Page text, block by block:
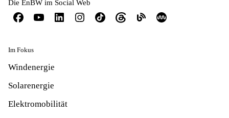
Die EnBW im Social Web
Im Fokus
Windenergie
Solarenergie
Elektromobilität